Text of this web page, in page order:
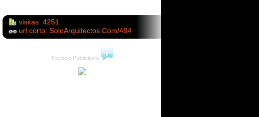
visitas: 4251
url corto: SoloArquitectos.Com/484
Espacio Publicitario